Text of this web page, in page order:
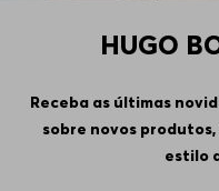
HUGO
Receba as últimas
sobre novos
estilo